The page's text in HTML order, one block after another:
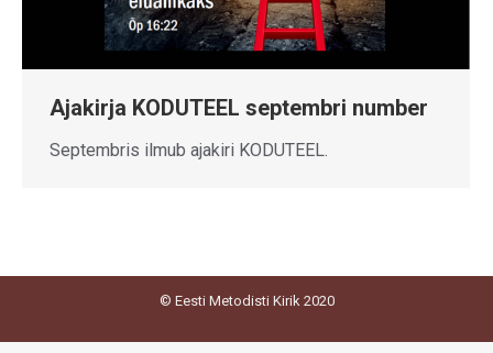
Ajakirja KODUTEEL septembri number
Septembris ilmub ajakiri KODUTEEL.
© Eesti Metodisti Kirik 2020